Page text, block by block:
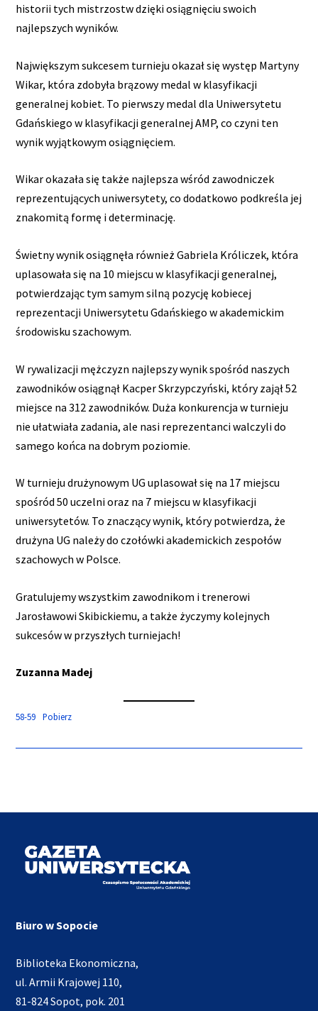
historii tych mistrzostw dzięki osiągnięciu swoich
najlepszych wyników.
Największym sukcesem turnieju okazał się występ Martyny
Wikar, która zdobyła brązowy medal w klasyfikacji
generalnej kobiet. To pierwszy medal dla Uniwersytetu
Gdańskiego w klasyfikacji generalnej AMP, co czyni ten
wynik wyjątkowym osiągnięciem.
Wikar okazała się także najlepsza wśród zawodniczek
reprezentujących uniwersytety, co dodatkowo podkreśla jej
znakomitą formę i determinację.
Świetny wynik osiągnęła również Gabriela Króliczek, która
uplasowała się na 10 miejscu w klasyfikacji generalnej,
potwierdzając tym samym silną pozycję kobiecej
reprezentacji Uniwersytetu Gdańskiego w akademickim
środowisku szachowym.
W rywalizacji mężczyzn najlepszy wynik spośród naszych
zawodników osiągnął Kacper Skrzypczyński, który zajął 52
miejsce na 312 zawodników. Duża konkurencja w turnieju
nie ułatwiała zadania, ale nasi reprezentanci walczyli do
samego końca na dobrym poziomie.
W turnieju drużynowym UG uplasował się na 17 miejscu
spośród 50 uczelni oraz na 7 miejscu w klasyfikacji
uniwersytetów. To znaczący wynik, który potwierdza, że
drużyna UG należy do czołówki akademickich zespołów
szachowych w Polsce.
Gratulujemy wszystkim zawodnikom i trenerowi
Jarosławowi Skibickiemu, a także życzymy kolejnych
sukcesów w przyszłych turniejach!
Zuzanna Madej
58-59 Pobierz
Biuro w Sopocie
Biblioteka Ekonomiczna,
ul. Armii Krajowej 110,
81-824 Sopot, pok. 201